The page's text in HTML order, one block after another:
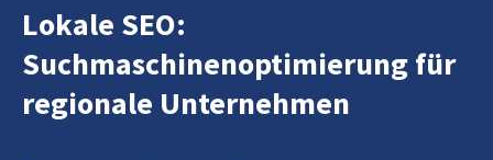
Lokale SEO:
Suchmaschinenoptimierung für
regionale Unternehmen